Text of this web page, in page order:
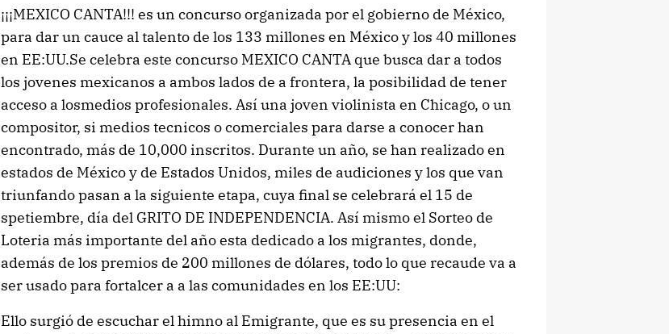
¡¡¡MEXICO CANTA!!! es un concurso organizada por el gobierno de México,
para dar un cauce al talento de los 133 millones en México y los 40 millones
en EE:UU.Se celebra este concurso MEXICO CANTA que busca dar a todos
los jovenes mexicanos a ambos lados de a frontera, la posibilidad de tener
acceso a losmedios profesionales. Así una joven violinista en Chicago, o un
compositor, si medios tecnicos o comerciales para darse a conocer han
encontrado, más de 10,000 inscritos. Durante un año, se han realizado en
estados de México y de Estados Unidos, miles de audiciones y los que van
triunfando pasan a la siguiente etapa, cuya final se celebrará el 15 de
spetiembre, día del GRITO DE INDEPENDENCIA. Así mismo el Sorteo de
Loteria más importante del año esta dedicado a los migrantes, donde,
además de los premios de 200 millones de dólares, todo lo que recaude va a
ser usado para fortalcer a a las comunidades en los EE:UU:
Ello surgió de escuchar el himno al Emigrante, que es su presencia en el